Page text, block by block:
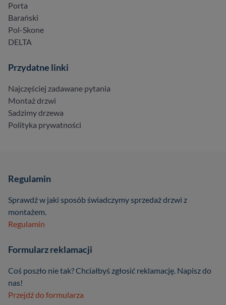
Porta
Barański
Pol-Skone
DELTA
Przydatne linki
Najczęściej zadawane pytania
Montaż drzwi
Sadzimy drzewa
Polityka prywatności
Regulamin
Sprawdź w jaki sposób świadczymy sprzedaż drzwi z
montażem.
Regulamin
Formularz reklamacji
Coś poszło nie tak? Chciałbyś zgłosić reklamację. Napisz do
nas!
Przejdź do formularza